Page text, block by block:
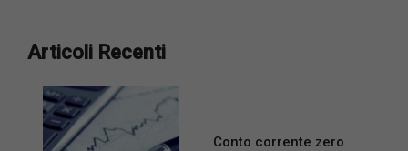
Articoli Recenti
Conto corrente zero